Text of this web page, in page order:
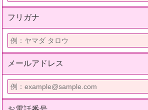
フリガナ
メールアドレス